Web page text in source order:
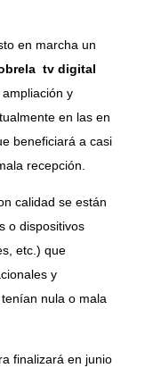
en marcha un
tv digital
y
en las en
beneficiará a casi
recepción.
calidad se están
o dispositivos
etc.) que
y
nula o mala
finalizará en junio